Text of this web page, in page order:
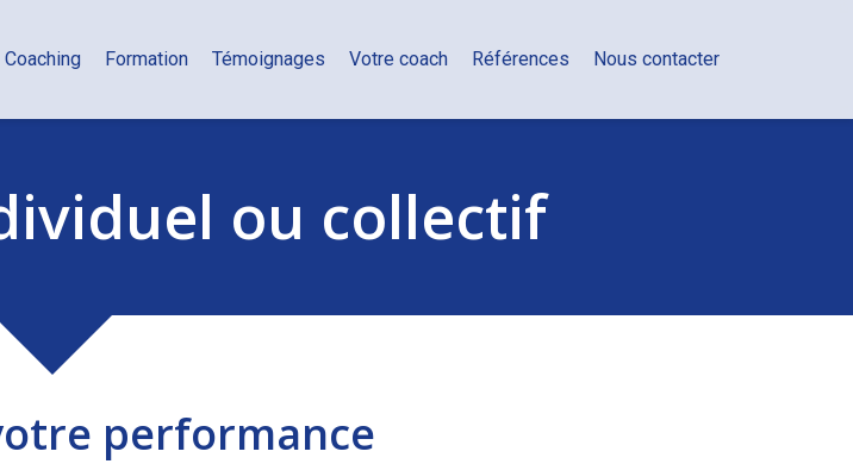
Coaching Formation Témoignages Votre coach Références Nous contacter
ou collectif
performance